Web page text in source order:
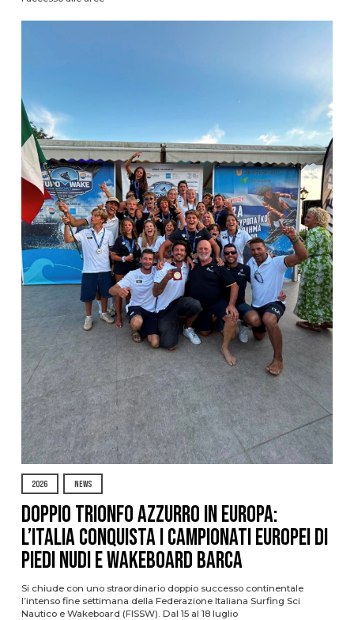
2026 NEWS
DOPPIO TRIONFO AZZURRO IN EUROPA:
L’ITALIA CONQUISTA I CAMPIONATI EUROPEI DI
PIEDI NUDI E WAKEBOARD BARCA
Si chiude con uno straordinario doppio successo continentale
l’intenso fine settimana della Federazione Italiana Surfing Sci
Nautico e Wakeboard (FISSW). Dal 15 al 18 luglio